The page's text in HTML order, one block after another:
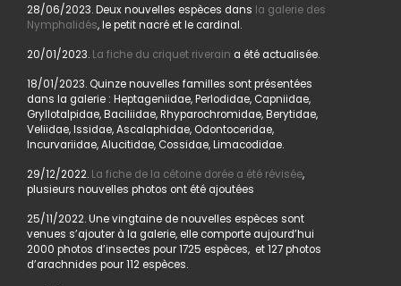
28/06/2023. Deux nouvelles espèces dans la galerie des
Nymphalidés, le petit nacré et le cardinal.
20/01/2023. La fiche du criquet riverain a été actualisée.
18/01/2023. Quinze nouvelles familles sont présentées
dans la galerie : Heptageniidae, Perlodidae, Capniidae,
Gryllotalpidae, Baciliidae, Rhyparochromidae, Berytidae,
Veliidae, Issidae, Ascalaphidae, Odontoceridae,
Incurvariidae, Alucitidae, Cossidae, Limacodidae.
29/12/2022. La fiche de la cétoine dorée a été révisée,
plusieurs nouvelles photos ont été ajoutées
25/11/2022. Une vingtaine de nouvelles espèces sont
venues s’ajouter à la galerie, elle comporte aujourd’hui
2000 photos d’insectes pour 1725 espèces, et 127 photos
d’arachnides pour 112 espèces.